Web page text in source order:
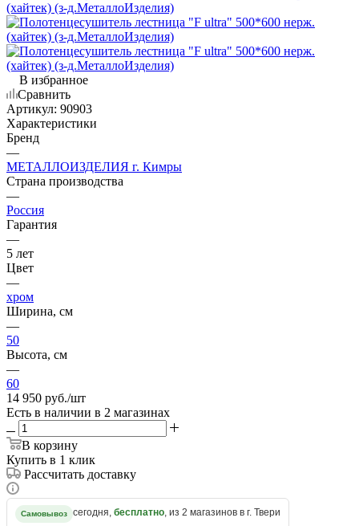
В избранное
Сравнить
Артикул: 90903
Характеристики
Бренд
—
МЕТАЛЛОИЗДЕЛИЯ г. Кимры
Страна производства
—
Россия
Гарантия
—
5 лет
Цвет
—
хром
Ширина, см
—
50
Высота, см
—
60
14 950 руб./шт
Есть в наличии в 2 магазинах
В корзину
Купить в 1 клик
Рассчитать доставку
Самовывоз сегодня, бесплатно, из 2 магазинов в г. Твери